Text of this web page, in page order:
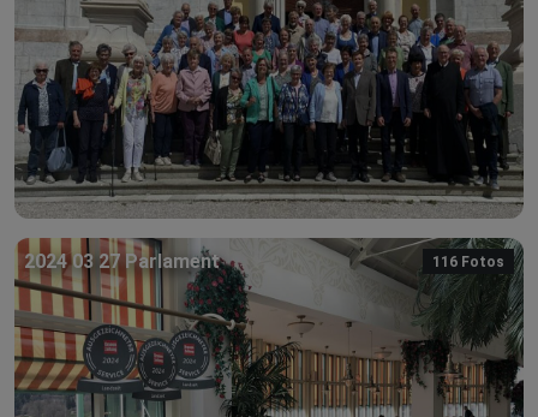
2024 03 27 Parlament 116 Fotos